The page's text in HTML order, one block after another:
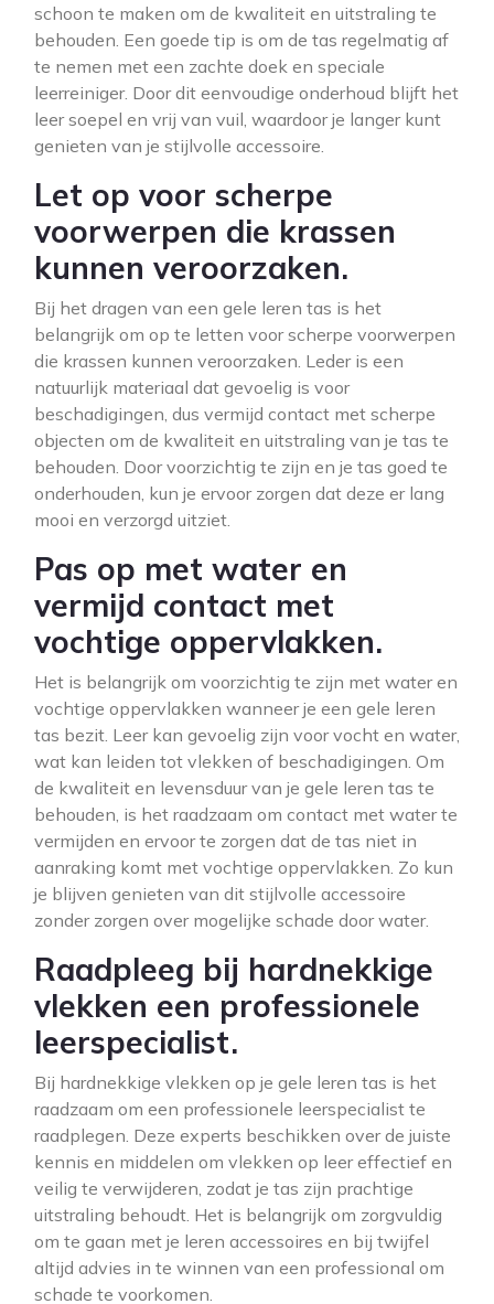
schoon te maken om de kwaliteit en uitstraling te
behouden. Een goede tip is om de tas regelmatig af
te nemen met een zachte doek en speciale
leerreiniger. Door dit eenvoudige onderhoud blijft het
leer soepel en vrij van vuil, waardoor je langer kunt
genieten van je stijlvolle accessoire.
Let op voor scherpe
voorwerpen die krassen
kunnen veroorzaken.
Bij het dragen van een gele leren tas is het
belangrijk om op te letten voor scherpe voorwerpen
die krassen kunnen veroorzaken. Leder is een
natuurlijk materiaal dat gevoelig is voor
beschadigingen, dus vermijd contact met scherpe
objecten om de kwaliteit en uitstraling van je tas te
behouden. Door voorzichtig te zijn en je tas goed te
onderhouden, kun je ervoor zorgen dat deze er lang
mooi en verzorgd uitziet.
Pas op met water en
vermijd contact met
vochtige oppervlakken.
Het is belangrijk om voorzichtig te zijn met water en
vochtige oppervlakken wanneer je een gele leren
tas bezit. Leer kan gevoelig zijn voor vocht en water,
wat kan leiden tot vlekken of beschadigingen. Om
de kwaliteit en levensduur van je gele leren tas te
behouden, is het raadzaam om contact met water te
vermijden en ervoor te zorgen dat de tas niet in
aanraking komt met vochtige oppervlakken. Zo kun
je blijven genieten van dit stijlvolle accessoire
zonder zorgen over mogelijke schade door water.
Raadpleeg bij hardnekkige
vlekken een professionele
leerspecialist.
Bij hardnekkige vlekken op je gele leren tas is het
raadzaam om een professionele leerspecialist te
raadplegen. Deze experts beschikken over de juiste
kennis en middelen om vlekken op leer effectief en
veilig te verwijderen, zodat je tas zijn prachtige
uitstraling behoudt. Het is belangrijk om zorgvuldig
om te gaan met je leren accessoires en bij twijfel
altijd advies in te winnen van een professional om
schade te voorkomen.